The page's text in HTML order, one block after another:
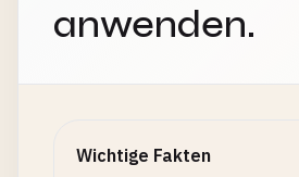
anwenden.
Wichtige Fakten